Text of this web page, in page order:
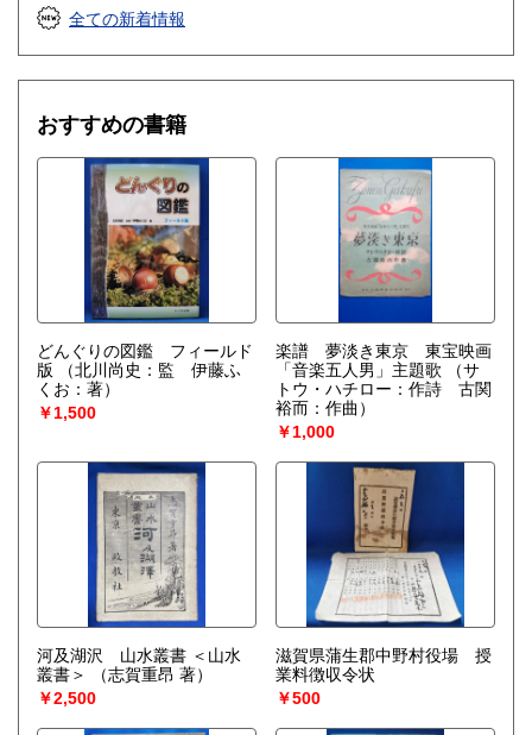
全ての新着情報
おすすめの書籍
どんぐりの図鑑 フィールド
版
（北川尚史：監 伊藤ふ
くお：著）
￥1,500
楽譜 夢淡き東京 東宝映画
「音楽五人男」主題歌
（サ
トウ・ハチロー：作詩 古関
裕而：作曲）
￥1,000
河及湖沢 山水叢書 ＜山水
叢書＞
（志賀重昂 著）
￥2,500
滋賀県蒲生郡中野村役場 授
業料徴収令状
￥500